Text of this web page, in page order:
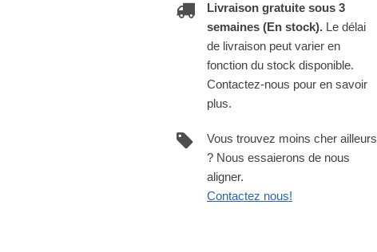
Livraison gratuite sous 3
semaines (En stock). Le délai
de livraison peut varier en
fonction du stock disponible.
Contactez-nous pour en savoir
plus.
Vous trouvez moins cher ailleurs
? Nous essaierons de nous
aligner.
Contactez nous!